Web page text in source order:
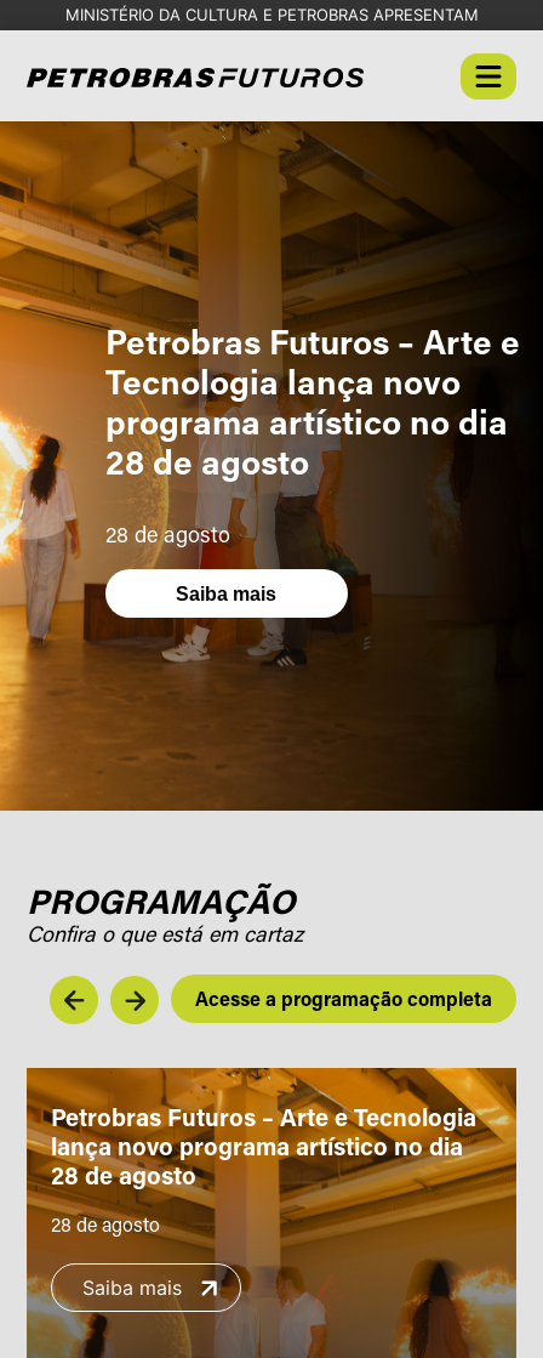
MINISTÉRIO DA CULTURA E PETROBRAS APRESENTAM
Petrobras Futuros – Arte e
Tecnologia lança novo
programa artístico no dia
28 de agosto
28 de agosto
Saiba mais
PROGRAMAÇÃO
Confira o que está em cartaz
Acesse a programação completa
Petrobras Futuros – Arte e Tecnologia
lança novo programa artístico no dia
28 de agosto
28 de agosto
Saiba mais